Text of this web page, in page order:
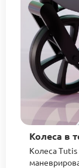
Колеса в
Колеса